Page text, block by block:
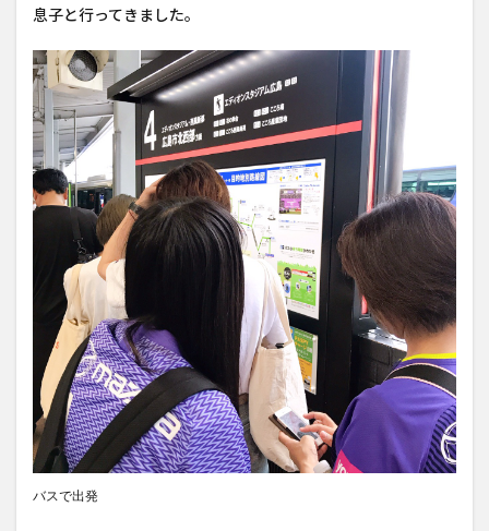
息子と行ってきました。
バスで出発